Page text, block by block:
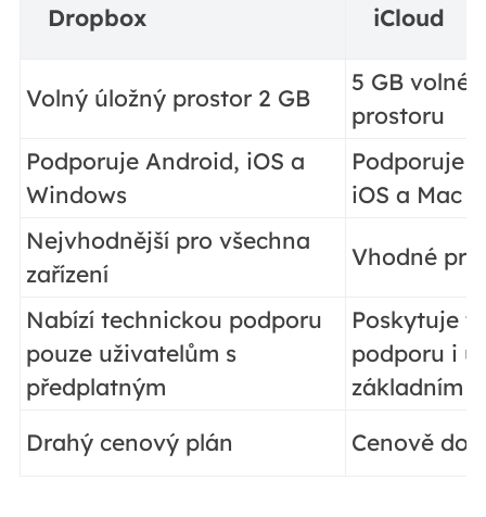
Dropbox iCloud
Volný úložný prostor 2 GB
5 GB
prostoru
Podporuje Android, iOS a
Windows
Podporuje
iOS a Mac
Nejvhodnější pro všechna
zařízení
Vhodné pro
Nabízí technickou podporu
pouze uživatelům s
předplatným
Poskytuje
podporu i
základním
Drahý cenový plán
Cenově